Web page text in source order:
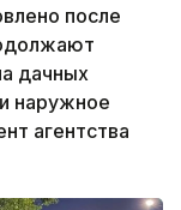
после
дачных
наружное
агентства